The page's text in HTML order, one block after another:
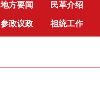
地方要闻 民革介绍
参政议政 祖统工作